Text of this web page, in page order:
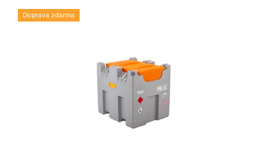
Doprava zdarma